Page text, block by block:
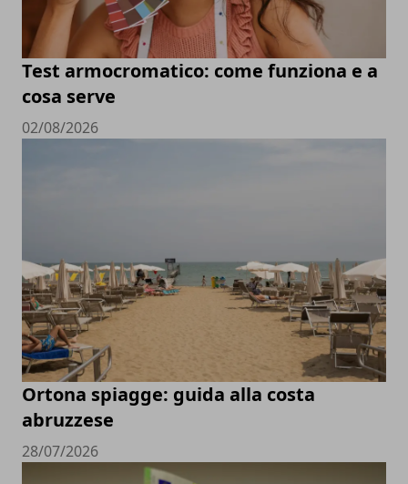
Test armocromatico: come funziona e a
cosa serve
02/08/2026
Ortona spiagge: guida alla costa
abruzzese
28/07/2026